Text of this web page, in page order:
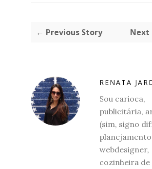
← Previous Story Next
RENATA
Sou carioca,
publicitária,
(sim, signo
webdesigner,
cozinheira de